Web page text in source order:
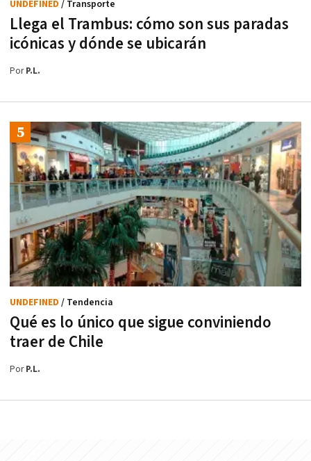
Llega el Trambus: cómo son sus paradas
icónicas y dónde se ubicarán
UNDEFINED / Transporte
PorP.L.
Qué es lo único que sigue conviniendo
traer de Chile
UNDEFINED / Tendencia
PorP.L.